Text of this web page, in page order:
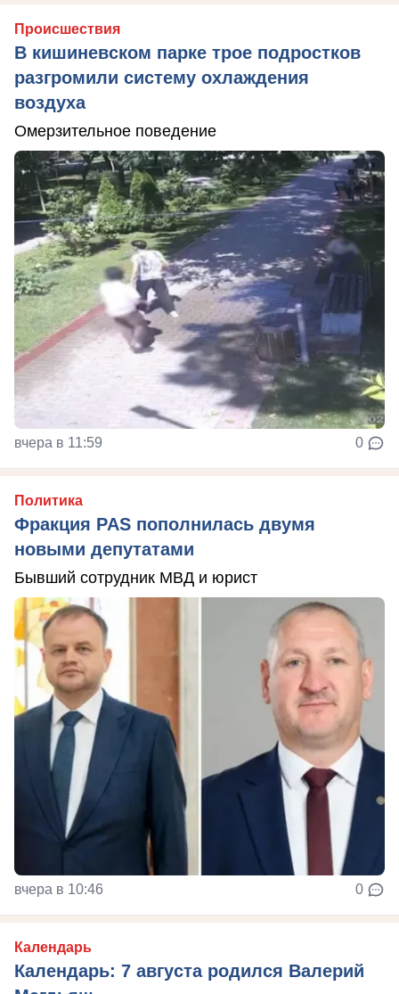
Происшествия
В кишиневском парке трое подростков
разгромили систему охлаждения
воздуха
Омерзительное поведение
вчера в 11:59 0
Политика
Фракция PAS пополнилась двумя
новыми депутатами
Бывший сотрудник МВД и юрист
вчера в 10:46 0
Календарь
Календарь: 7 августа родился Валерий